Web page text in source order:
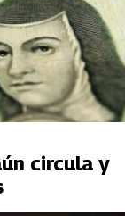
circula y